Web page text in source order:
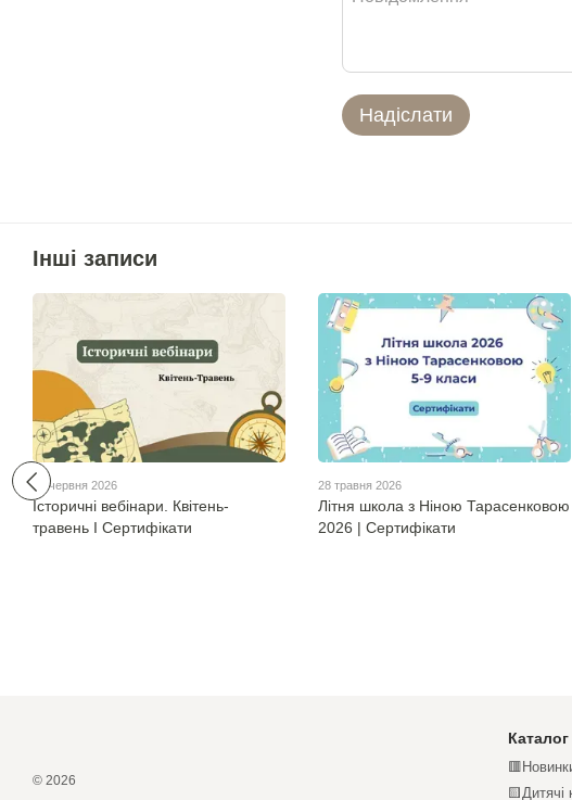
Надіслати
Інші записи
17 червня 2026
Історичні вебінари. Квітень-
травень І Сертифікати
28 травня 2026
Літня школа з Ніною Тарасенковою
2026 | Сертифікати
© 2026
Каталог
🟨Дитячі